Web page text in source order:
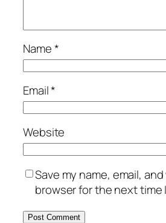
Name*
Email*
Website
Save my name, email,
browser for the next time